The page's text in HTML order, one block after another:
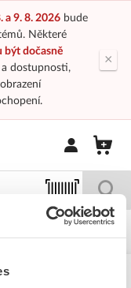
a 9. 8. 2026bude
Některé
být dočasně
dostupnosti,
×
Přihlásit/